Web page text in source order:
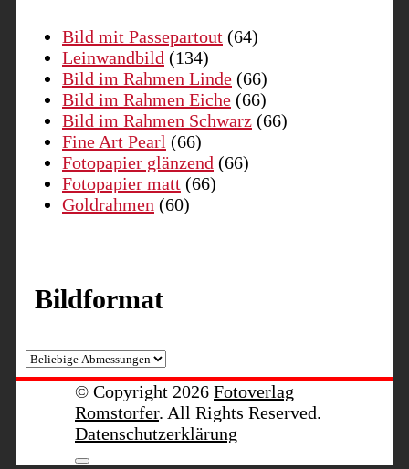
Bild mit Passepartout (64)
Leinwandbild (134)
Bild im Rahmen Linde (66)
Bild im Rahmen Eiche (66)
Bild im Rahmen Schwarz (66)
Fine Art Pearl (66)
Fotopapier glänzend (66)
Fotopapier matt (66)
Goldrahmen (60)
Bildformat
© Copyright 2026 Fotoverlag
Romstorfer. All Rights Reserved.
Datenschutzerklärung